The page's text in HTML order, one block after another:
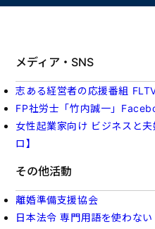
メディア・SNS
志ある経営者の応援番組
FP社労士「竹内誠一」
女性起業家向け ビジネスと
ロ】
その他活動
離婚準備支援協会
日本法令 専門用語を使わな